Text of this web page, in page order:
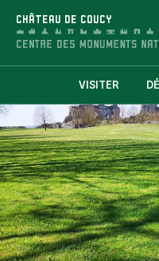
CHÂTEAU DE COUCY
VISITER